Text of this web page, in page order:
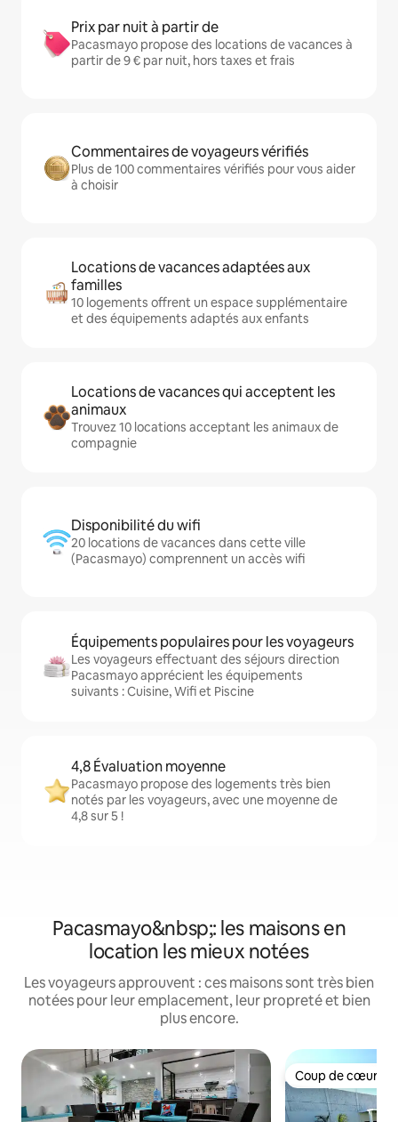
Prix par nuit à partir de
Pacasmayo propose des locations de vacances à
partir de 9 € par nuit, hors taxes et frais
Commentaires de voyageurs vérifiés
Plus de 100 commentaires vérifiés pour vous aider
à choisir
Locations de vacances adaptées aux
familles
10 logements offrent un espace supplémentaire
et des équipements adaptés aux enfants
Locations de vacances qui acceptent les
animaux
Trouvez 10 locations acceptant les animaux de
compagnie
Disponibilité du wifi
20 locations de vacances dans cette ville
(Pacasmayo) comprennent un accès wifi
Équipements populaires pour les voyageurs
Les voyageurs effectuant des séjours direction
Pacasmayo apprécient les équipements
suivants : Cuisine, Wifi et Piscine
4,8 Évaluation moyenne
Pacasmayo propose des logements très bien
notés par les voyageurs, avec une moyenne de
4,8 sur 5 !
Pacasmayo&nbsp;: les maisons en
location les mieux notées
Les voyageurs approuvent : ces maisons sont très bien
notées pour leur emplacement, leur propreté et bien
plus encore.
Coup de cœur
Coup de cœur